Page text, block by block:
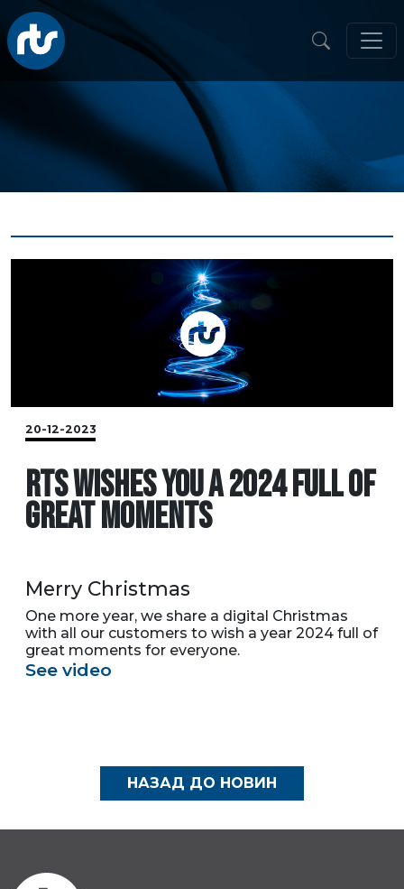
20-12-2023
RTS WISHES YOU A 2024 FULL OF
GREAT MOMENTS
Merry Christmas
One more year, we share a digital Christmas
with all our customers to wish a year 2024 full of
great moments for everyone.
See video
НАЗАД ДО НОВИН